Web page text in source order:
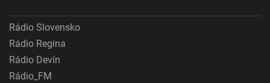
Rádio Slovensko
Rádio Regina
Rádio Devín
Rádio_FM